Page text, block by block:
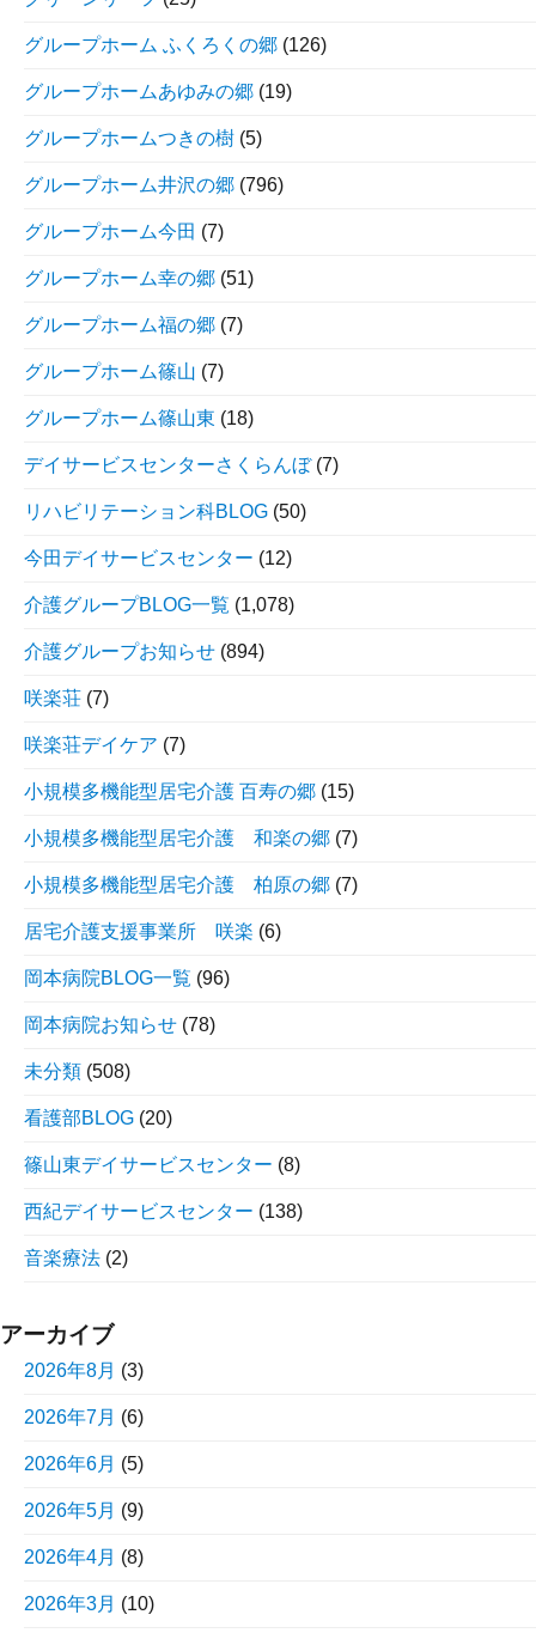
グループホーム ふくろくの郷 (126)
グループホームあゆみの郷 (19)
グループホームつきの樹 (5)
グループホーム井沢の郷 (796)
グループホーム今田 (7)
グループホーム幸の郷 (51)
グループホーム福の郷 (7)
グループホーム篠山 (7)
グループホーム篠山東 (18)
デイサービスセンターさくらんぼ(7)
リハビリテーション科BLOG (50)
今田デイサービスセンター (12)
介護グループBLOG一覧 (1,078)
介護グループお知らせ (894)
咲楽荘 (7)
咲楽荘デイケア (7)
小規模多機能型居宅介護 百寿の郷 (15)
小規模多機能型居宅介護 和楽の郷 (7)
小規模多機能型居宅介護 柏原の郷 (7)
居宅介護支援事業所 咲楽 (6)
岡本病院BLOG一覧 (96)
岡本病院お知らせ (78)
未分類 (508)
看護部BLOG (20)
篠山東デイサービスセンター (8)
西紀デイサービスセンター (138)
音楽療法 (2)
アーカイブ
2026年8月 (3)
2026年7月 (6)
2026年6月 (5)
2026年5月 (9)
2026年4月 (8)
2026年3月 (10)